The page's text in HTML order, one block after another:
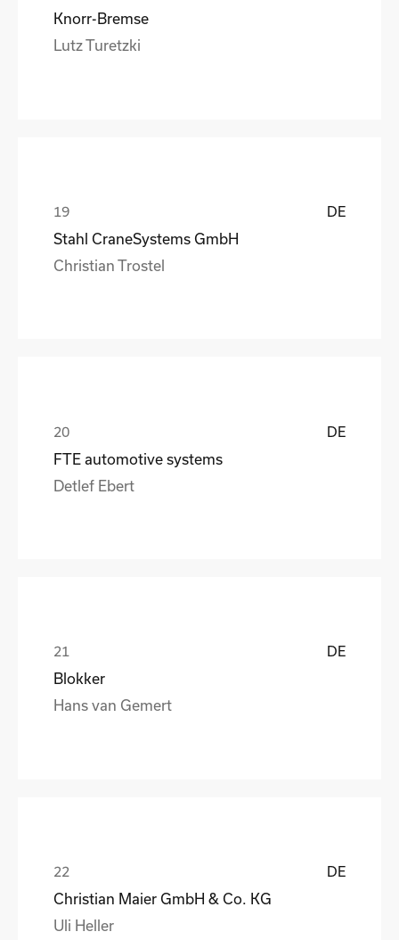
Knorr-Bremse
Lutz Turetzki
DE
Stahl CraneSystems GmbH
Christian Trostel
DE
FTE automotive systems
Detlef Ebert
DE
Blokker
Hans van Gemert
DE
Christian Maier GmbH & Co. KG
Uli Heller